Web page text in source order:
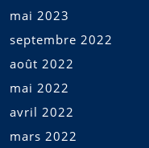
mai 2023
septembre 2022
août 2022
mai 2022
avril 2022
mars 2022